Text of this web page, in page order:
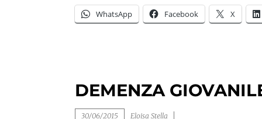
WhatsApp Facebook X
DEMENZA
30/06/2015 Eloisa Stella